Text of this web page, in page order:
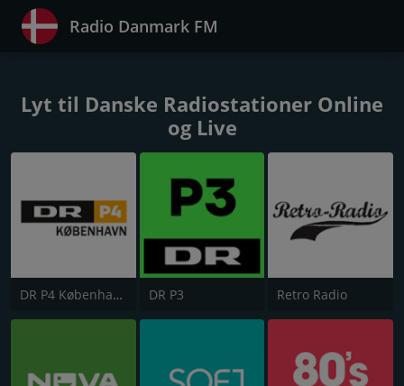
Radio Danmark FM
Lyt til Danske Radiostationer Online
og Live
DR P4 København DR P3 Retro Radio